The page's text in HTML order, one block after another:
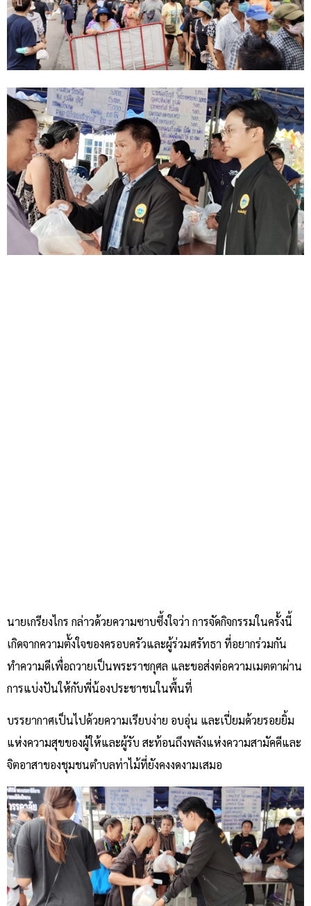
นายเกรียงไกร กล่าวด้วยความซาบซึ้งใจว่า การจัดกิจกรรมในครั้งนี้
เกิดจากความตั้งใจของครอบครัวและผู้ร่วมศรัทธา ที่อยากร่วมกัน
ทำความดีเพื่อถวายเป็นพระราชกุศล และขอส่งต่อความเมตตาผ่าน
การแบ่งปันให้กับพี่น้องประชาชนในพื้นที่
บรรยากาศเป็นไปด้วยความเรียบง่าย อบอุ่น และเปี่ยมด้วยรอยยิ้ม
แห่งความสุขของผู้ให้และผู้รับ สะท้อนถึงพลังแห่งความสามัคคีและ
จิตอาสาของชุมชนตำบลท่าไม้ที่ยังคงงดงามเสมอ